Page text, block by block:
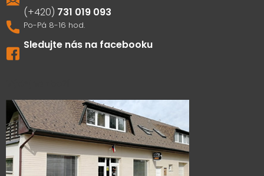
731 019 093
Sledujte nás na facebooku